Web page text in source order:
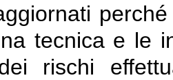
tecnica e le
rischi